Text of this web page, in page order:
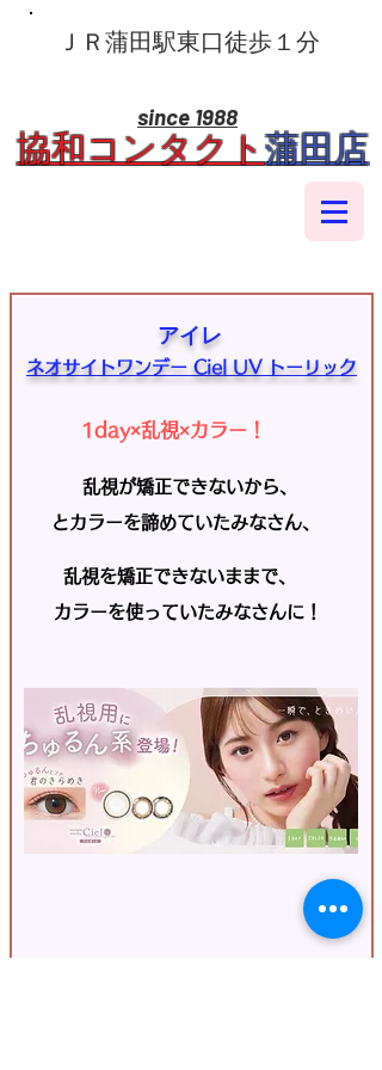
​ＪＲ蒲田駅東口徒歩１分
since 1988
​協和コンタクト蒲田店
アイレ
ネオサイトワンデー Ciel UV トーリック
1day×乱視×カラー！
乱視が矯正できないから、
乱視を矯正できないままで、
カラーを使っていたみなさんに！
とカラーを諦めていたみなさん、